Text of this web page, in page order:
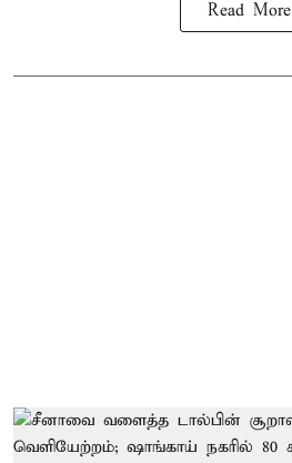
Read More